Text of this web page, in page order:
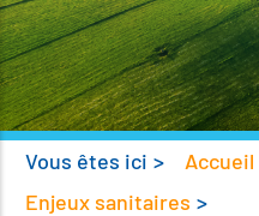
Vous êtes ici > Accueil
Enjeux sanitaires >